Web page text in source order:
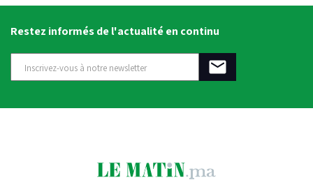
Restez informés de l'actualité en continu